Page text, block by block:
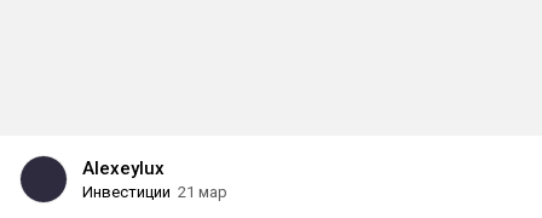
Alexeylux
Инвестиции 21 мар